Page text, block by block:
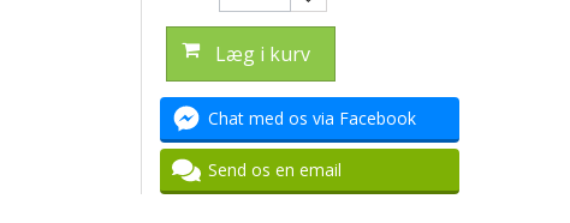
Læg i kurv
Chat med os via Facebook
Send os en email